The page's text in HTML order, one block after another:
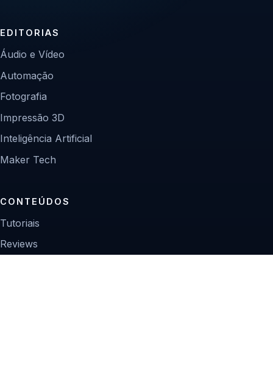
EDITORIAS
Áudio e Vídeo
Automação
Fotografia
Impressão 3D
Inteligência Artificial
Maker Tech
CONTEÚDOS
Tutoriais
Reviews